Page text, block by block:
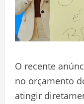
O recente
no orçamento
atingir